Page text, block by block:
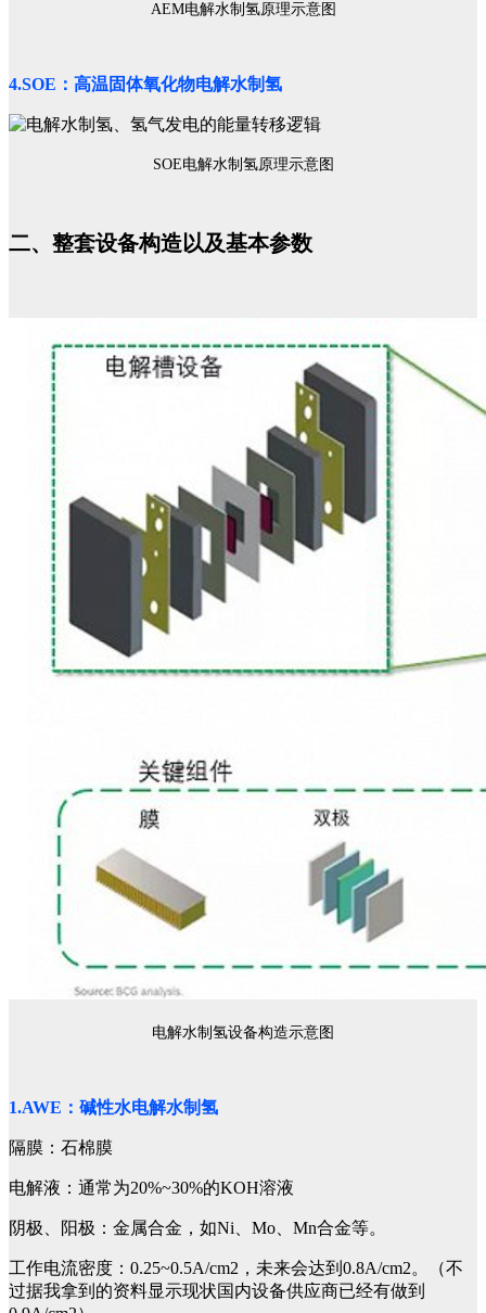
AEM电解水制氢原理示意图
4.SOE：高温固体氧化物电解水制氢
SOE电解水制氢原理示意图
二、整套设备构造以及基本参数
电解水制氢设备构造示意图
1.AWE：碱性水电解水制氢
隔膜：石棉膜
电解液：通常为20%~30%的KOH溶液
阴极、阳极：金属合金，如Ni、Mo、Mn合金等。
工作电流密度：0.25~0.5A/cm2，未来会达到0.8A/cm2。（不
过据我拿到的资料显示现状国内设备供应商已经有做到